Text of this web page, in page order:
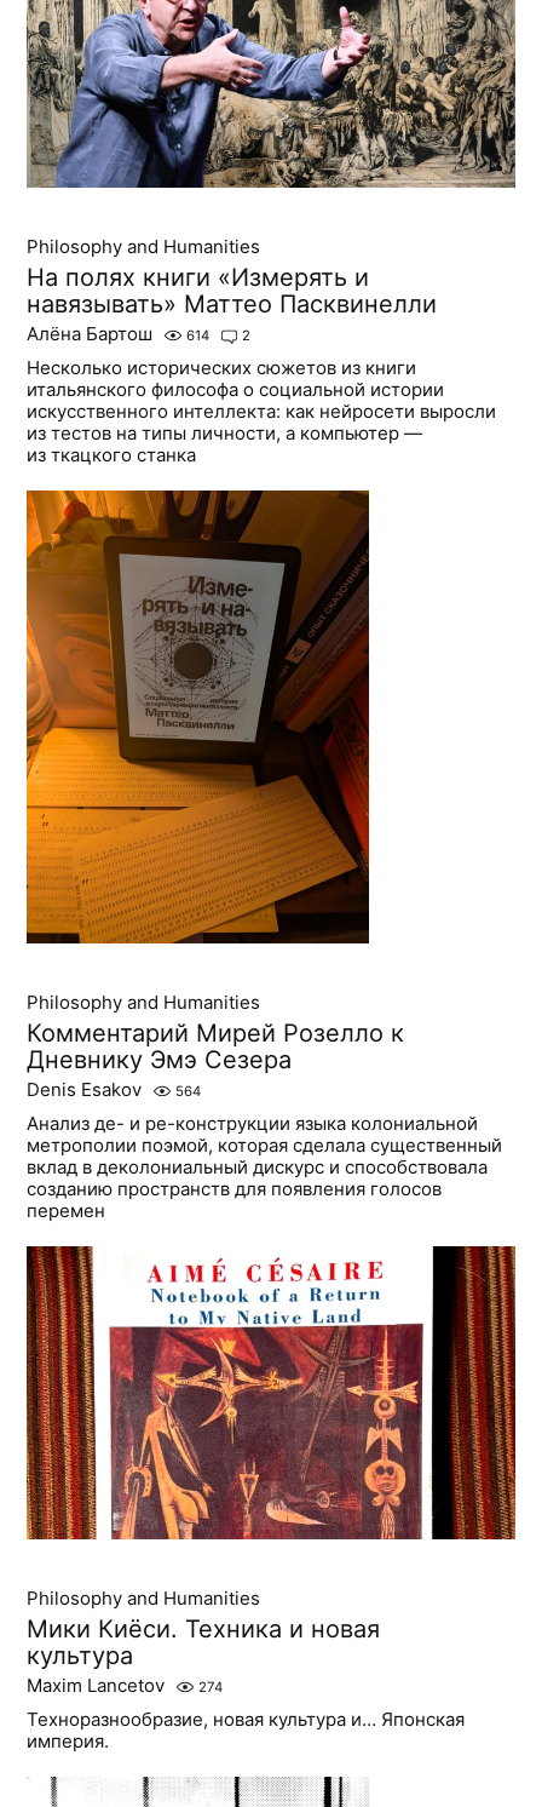
Philosophy and Humanities
На полях книги «Измерять и
навязывать» Маттео Пасквинелли
Алёна Бартош 614 2
Несколько исторических сюжетов из книги
итальянского философа о социальной истории
искусственного интеллекта: как нейросети выросли
из тестов на типы личности, а компьютер —
из ткацкого станка
Philosophy and Humanities
Комментарий Мирей Розелло к
Дневнику Эмэ Сезера
Denis Esakov 564
Анализ де- и ре-конструкции языка колониальной
метрополии поэмой, которая сделала существенный
вклад в деколониальный дискурс и способствовала
созданию пространств для появления голосов
перемен
Philosophy and Humanities
Мики Киёси. Техника и новая
культура
Maxim Lancetov 274
Техноразнообразие, новая культура и… Японская
империя.